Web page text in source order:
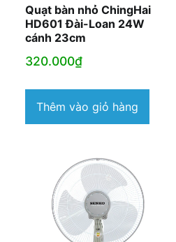
Quạt bàn nhỏ ChingHai
HD601 Đài-Loan 24W
cánh 23cm
320.000₫
Thêm vào giỏ hàng